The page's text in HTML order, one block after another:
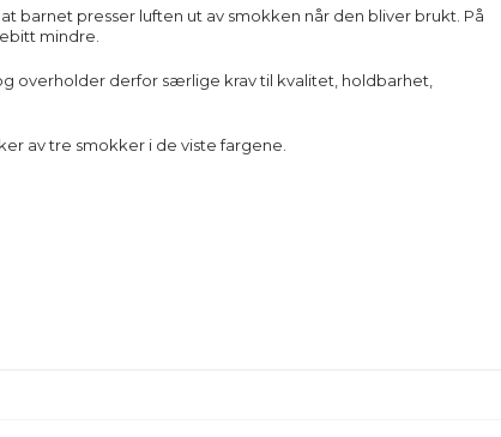
barnet presser luften ut av smokken når den bliver brukt. På
mindre.
overholder derfor særlige krav til kvalitet, holdbarhet,
av tre smokker i de viste fargene.